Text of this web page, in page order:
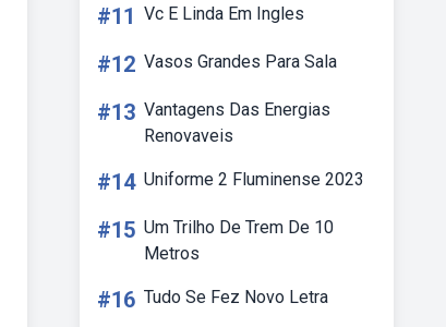
#11 Vc E Linda Em Ingles
#12 Vasos Grandes Para Sala
#13 Vantagens Das Energias
Renovaveis
#14 Uniforme 2 Fluminense 2023
#15 Um Trilho De Trem De 10
Metros
#16 Tudo Se Fez Novo Letra